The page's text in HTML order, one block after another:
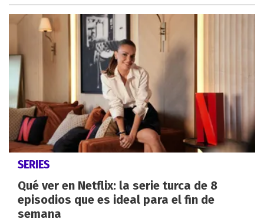
SERIES
Qué ver en Netflix: la serie turca de 8
episodios que es ideal para el fin de
semana